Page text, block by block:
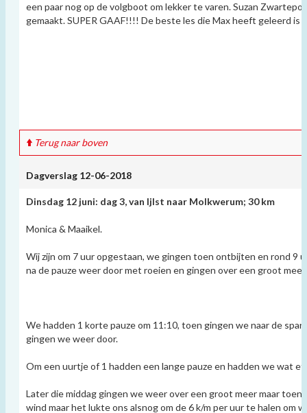
een paar nog op de volgboot om lekker te varen. Suzan
gemaakt. SUPER GAAF!!!! De beste les die Max heeft geleerd is
Terug naar boven
Dagverslag 12-06-2018
Dinsdag 12 juni: dag 3, van Ijlst naar Molkwerum; 30 km
Monica & Maaikel.
Wij zijn om 7 uur opgestaan, we gingen toen ontbijten en rond 9
na de pauze weer door met roeien en gingen over een groot
We hadden 1 korte pauze om 11:10, toen gingen we naar de
gingen we weer door.
Om een uurtje of 1 hadden een lange pauze en hadden we wat
Later die middag gingen we weer over een groot meer maar
wind maar het lukte ons alsnog om de 6 k/m per uur te halen om